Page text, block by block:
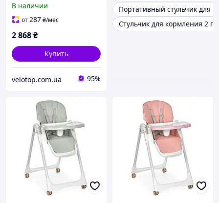
В наличии
от287₴/мес
2 868₴
Купить
velotop.com.ua 95%
Портативный стульчик для
Стульчик для кормления 2